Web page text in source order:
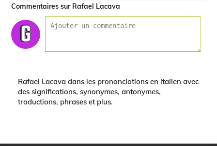
Commentaires sur Rafael Lacava
Rafael Lacava dans les prononciations en italien avec
des significations, synonymes, antonymes,
traductions, phrases et plus.